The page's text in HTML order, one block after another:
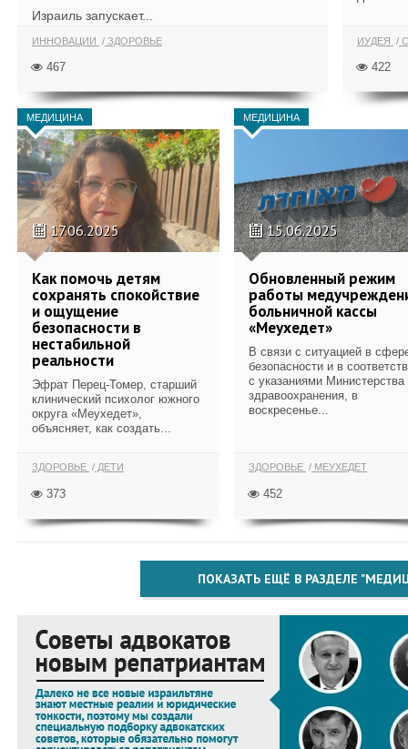
Израиль запускает...
ИННОВАЦИИ ЗДОРОВЬЕ
467
ИУДЕЯ
422
МЕДИЦИНА
17.06.2025
Как помочь детям
сохранять спокойствие
и ощущение
безопасности в
нестабильной
реальности
Эфрат Перец-Томер, старший
клинический психолог южного
округа «Меухедет»,
объясняет, как создать...
ЗДОРОВЬЕ ДЕТИ
373
МЕДИЦИНА
15.06.2025
Обновленный режим
работы
больничной кассы
«Меухедет»
В связи с ситуацией в
безопасности и в
с указаниями Министерства
здравоохранения, в
воскресенье...
ЗДОРОВЬЕ МЕУХЕДЕТ
452
ПОКАЗАТЬ ЕЩЁ В РАЗДЕЛЕ